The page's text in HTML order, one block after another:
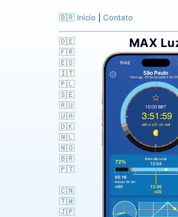
🇧🇷 Início Contato
🇩🇪
🇫🇷
🇪🇸
🇮🇹
🇵🇱
🇸🇪
🇷🇺
🇺🇦
🇩🇰
🇳🇱
🇳🇴
🇧🇷
🇵🇹
🇨🇳
🇹🇼
🇯🇵
MAX